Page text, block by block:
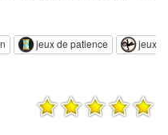
jeux de patience jeux